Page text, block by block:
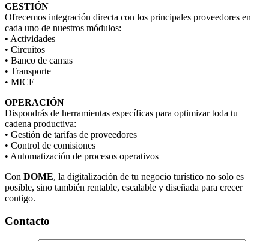
GESTIÓN
Ofrecemos integración directa con los principales proveedores en
cada uno de nuestros módulos:
• Actividades
• Circuitos
• Banco de camas
• Transporte
• MICE
OPERACIÓN
Dispondrás de herramientas específicas para optimizar toda tu
cadena productiva:
• Gestión de tarifas de proveedores
• Control de comisiones
• Automatización de procesos operativos
Con DOME, la digitalización de tu negocio turístico no solo es
posible, sino también rentable, escalable y diseñada para crecer
contigo.
Contacto